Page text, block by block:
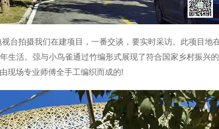
台拍摄我们在建项目，一番交谈，要实时采访。此项目地
生活。弶与小鸟雀通过竹编形式展现了符合国家乡村振兴
现场专业师傅全手工编织而成的!